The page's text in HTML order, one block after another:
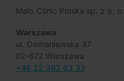
Malo Clinic Polska sp. z o. o.
Warszawa
ul. Domaniewska 37
02-672 Warszawa
+48 22 393 63 33